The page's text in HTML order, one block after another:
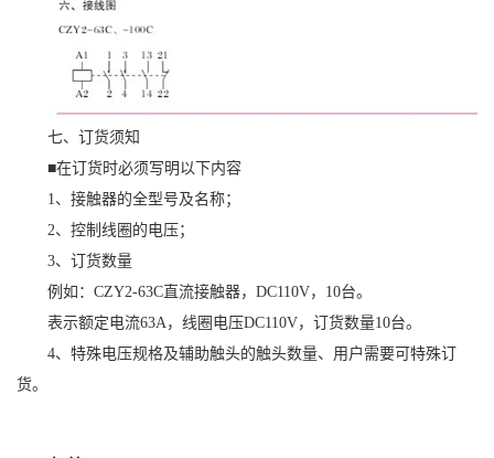
七、订货须知
■在订货时必须写明以下内容
1、接触器的全型号及名称；
2、控制线圈的电压；
3、订货数量
例如：CZY2-63C直流接触器，DC110V，10台。
表示额定电流63A，线圈电压DC110V，订货数量10台。
4、特殊电压规格及辅助触头的触头数量、用户需要可特殊订
货。